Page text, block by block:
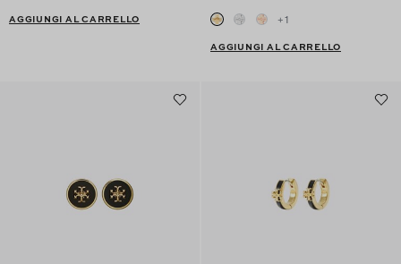
AGGIUNGI AL CARRELLO +1
AGGIUNGI AL CARRELLO